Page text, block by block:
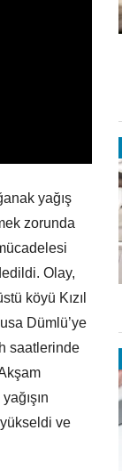
yağış
zorunda
Olay,
köyü Kızıl
Dümlü’ye
saatlerinde
ve